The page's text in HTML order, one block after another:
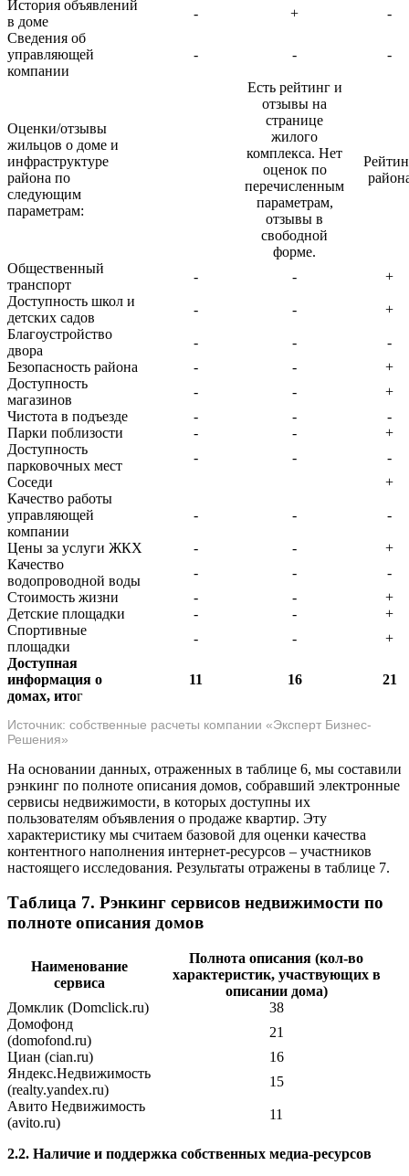
История объявлений
в доме
- +
-
Сведения об
управляющей
компании
- - -
Оценки/отзывы
жильцов о доме и
инфраструктуре
района по
следующим
параметрам:
Есть рейтинг и
отзывы на
странице
жилого
комплекса. Нет
оценок по
перечисленным
параметрам,
отзывы в
свободной
форме.
Общественный
транспорт
- -
+
Доступность школ и
детских садов
- -
+
Благоустройство
двора
- -
-
Безопасность района
- -
+
Доступность
магазинов
- -
+
Чистота в подъезде
- -
-
Парки поблизости
- -
+
Доступность
парковочных мест
- -
-
Соседи
+
Качество работы
управляющей
компании
- - -
Цены за услуги ЖКХ - -
+
Качество
водопроводной воды
- -
-
Стоимость жизни
- -
+
Детские площадки
- -
+
Спортивные
площадки
- -
+
Доступная
информация о
домах, итог
11 16 21
Источник: собственные расчеты компании «Эксперт Бизнес-
Решения»
На основании данных, отраженных в таблице 6, мы составили
рэнкинг по полноте описания домов, собравший электронные
сервисы недвижимости, в которых доступны их
пользователям объявления о продаже квартир. Эту
характеристику мы считаем базовой для оценки качества
контентного наполнения интернет-ресурсов – участников
настоящего исследования. Результаты отражены в таблице 7.
Таблица 7. Рэнкинг сервисов недвижимости по
полноте описания домов
Наименование
сервиса
Полнота описания (кол-во
характеристик, участвующих в
описании дома)
Домклик (Domclick.ru)
38
Домофонд
(domofond.ru)
21
Циан (cian.ru)
16
Яндекс.Недвижимость
(realty.yandex.ru)
15
Авито Недвижимость
(avito.ru)
11
2.2. Наличие и поддержка собственных медиа-ресурсов